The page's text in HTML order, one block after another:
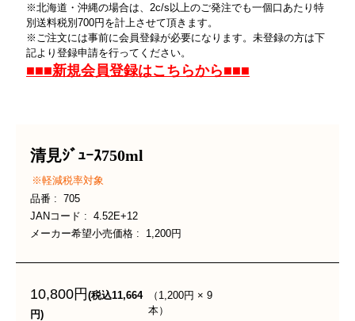
※北海道・沖縄の場合は、2c/s以上のご発注でも一個口あたり特
別送料税別700円を計上させて頂きます。
※ご注文には事前に会員登録が必要になります。未登録の方は下
記より登録申請を行ってください。
■■■新規会員登録はこちらから■■■
清見ｼﾞｭｰｽ750ml
軽減税率対象
品番
705
JANコード
4.52E+12
メーカー希望小売価格
1,200円
10,800円(税込11,664
円)
（ 1,200円 ×9
本）